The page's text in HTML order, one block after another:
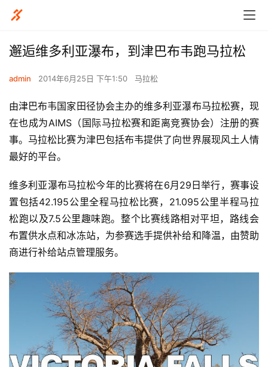
邂逅维多利亚瀑布，到津巴布韦跑马拉松
admin 2014年6月25日 下午1:50 马拉松
由津巴布韦国家田径协会主办的维多利亚瀑布马拉松赛，现
在也成为AIMS（国际马拉松赛和距离竞赛协会）注册的赛
事。马拉松比赛为津巴包括布韦提供了向世界展现风土人情
最好的平台。
维多利亚瀑布马拉松今年的比赛将在6月29日举行，赛事设
置包括42.195公里全程马拉松比赛，21.095公里半程马拉
松跑以及7.5公里趣味跑。整个比赛线路相对平坦，路线会
布置供水点和冰冻站，为参赛选手提供补给和降温，由赞助
商进行补给站点管理服务。